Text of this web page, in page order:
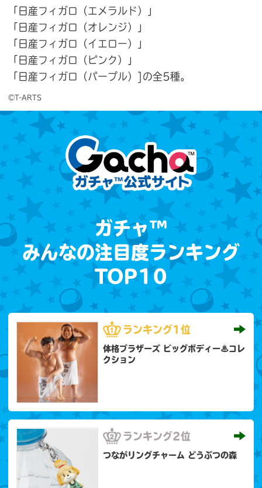
「日産フィガロ（エメラルド）」
「日産フィガロ（オレンジ）」
「日産フィガロ（イエロー）」
「日産フィガロ（ピンク）」
「日産フィガロ（パープル）]の全5種。
©T-ARTS
ガチャ™
みんなの注目度ランキング
TOP10
ランキング1位
体格ブラザーズ ビッグボディー♨コレ
クション
ランキング2位
つながリングチャーム どうぶつの森